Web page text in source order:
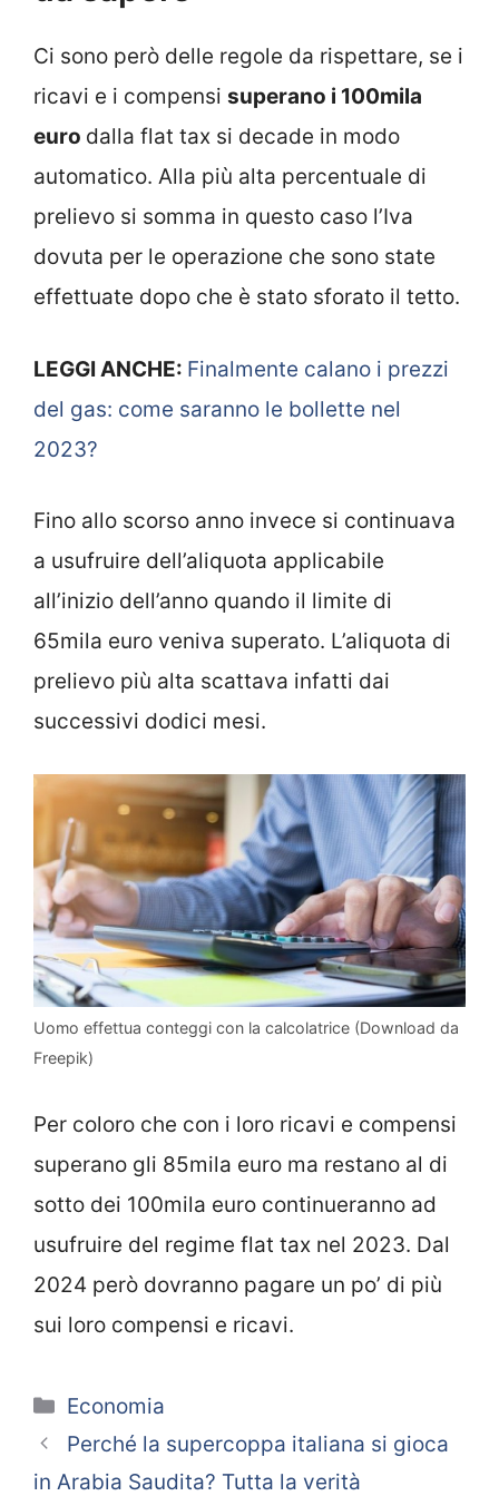
Ci sono però delle regole da rispettare, se i
ricavi e i compensi superano i 100mila
euro dalla flat tax si decade in modo
automatico. Alla più alta percentuale di
prelievo si somma in questo caso l’Iva
dovuta per le operazione che sono state
effettuate dopo che è stato sforato il tetto.
LEGGI ANCHE: Finalmente calano i prezzi
del gas: come saranno le bollette nel
2023?
Fino allo scorso anno invece si continuava
a usufruire dell’aliquota applicabile
all’inizio dell’anno quando il limite di
65mila euro veniva superato. L’aliquota di
prelievo più alta scattava infatti dai
successivi dodici mesi.
Uomo effettua conteggi con la calcolatrice (Download da
Freepik)
Per coloro che con i loro ricavi e compensi
superano gli 85mila euro ma restano al di
sotto dei 100mila euro continueranno ad
usufruire del regime flat tax nel 2023. Dal
2024 però dovranno pagare un po’ di più
sui loro compensi e ricavi.
Categorie
Economia
Perché la supercoppa italiana si gioca
in Arabia Saudita? Tutta la verità